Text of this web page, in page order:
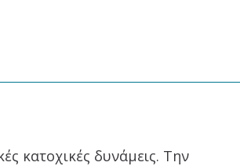
κατοχικές δυνάμεις. Την